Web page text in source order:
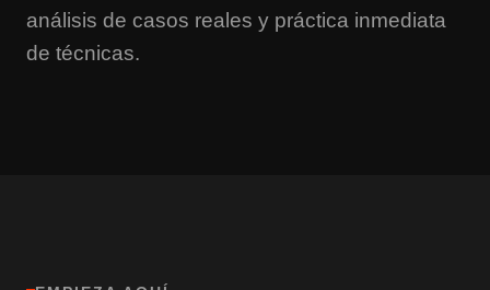
análisis de casos reales y práctica inmediata
de técnicas.